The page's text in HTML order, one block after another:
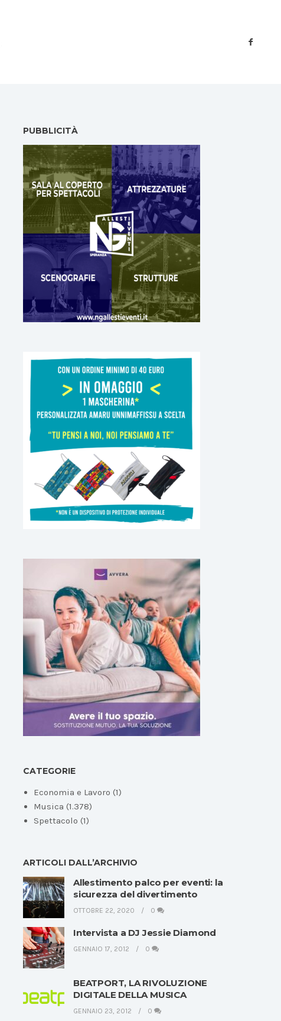
PUBBLICITÀ
CATEGORIE
Economia e Lavoro (1)
Musica (1.378)
Spettacolo (1)
ARTICOLI DALL’ARCHIVIO
Allestimento palco per eventi: la
sicurezza del divertimento
OTTOBRE 22, 2020 0
Intervista a DJ Jessie Diamond
GENNAIO 17, 2012 0
BEATPORT, LA RIVOLUZIONE
DIGITALE DELLA MUSICA
GENNAIO 23, 2012 0